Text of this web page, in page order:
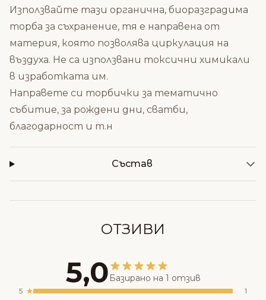
Използвайте тази органична, биоразградима
торба за съхранение, тя е направена от
материя, която позволява циркулация на
въздуха. Не са използвани токсични химикали
в изработката им.
Направете си торбички за тематично
събитие, за рождени дни, сватби,
благодарност и т.н
Състав
ОТЗИВИ
5,0 Базирано на 1 отзив
5
1